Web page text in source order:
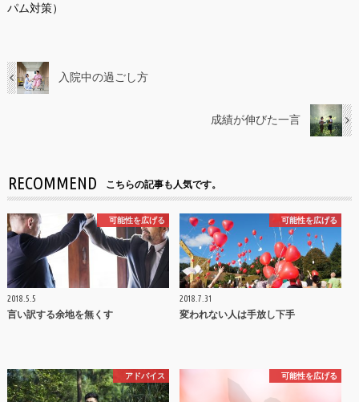
パム対策）
入院中の過ごし方
成績が伸びた一言
RECOMMEND こちらの記事も人気です。
可能性を広げる
2018.5.5
言い訳する余地を無くす
可能性を広げる
2018.7.31
変われない人は手放し下手
アドバイス 可能性を広げる